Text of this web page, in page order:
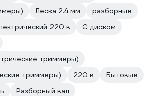
Леска 2.4 мм
разборные
220 в
С диском
триммеры)
триммеры)
220 в
Бытовые
Разборный вал